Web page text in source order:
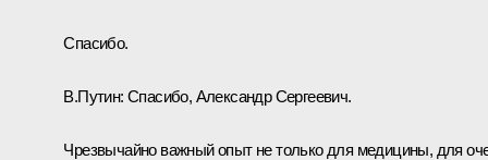
Спасибо.
В.Путин: Спасибо, Александр Сергеевич.
Чрезвычайно важный опыт не только для медицины, для